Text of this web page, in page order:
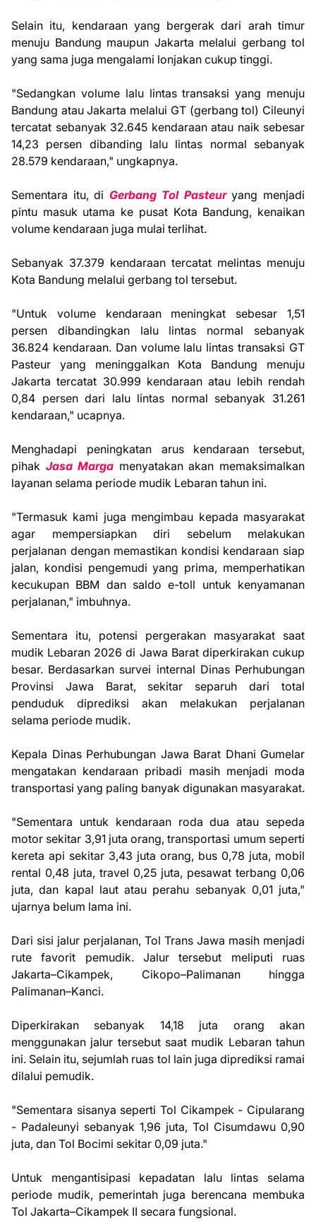
Selain itu, kendaraan yang bergerak dari arah timur
menuju Bandung maupun Jakarta melalui gerbang tol
yang sama juga mengalami lonjakan cukup tinggi.
"Sedangkan volume lalu lintas transaksi yang menuju
Bandung atau Jakarta melalui GT (gerbang tol) Cileunyi
tercatat sebanyak 32.645 kendaraan atau naik sebesar
14,23 persen dibanding lalu lintas normal sebanyak
28.579 kendaraan," ungkapnya.
Sementara itu, di Gerbang Tol Pasteuryang menjadi
pintu masuk utama ke pusat Kota Bandung, kenaikan
volume kendaraan juga mulai terlihat.
Sebanyak 37.379 kendaraan tercatat melintas menuju
Kota Bandung melalui gerbang tol tersebut.
"Untuk volume kendaraan meningkat sebesar 1,51
persen dibandingkan lalu lintas normal sebanyak
36.824 kendaraan. Dan volume lalu lintas transaksi GT
Pasteur yang meninggalkan Kota Bandung menuju
Jakarta tercatat 30.999 kendaraan atau lebih rendah
0,84 persen dari lalu lintas normal sebanyak 31.261
kendaraan," ucapnya.
Menghadapi peningkatan arus kendaraan tersebut,
pihak Jasa Marga menyatakan akan memaksimalkan
layanan selama periode mudik Lebaran tahun ini.
"Termasuk kami juga mengimbau kepada masyarakat
agar mempersiapkan diri sebelum melakukan
perjalanan dengan memastikan kondisi kendaraan siap
jalan, kondisi pengemudi yang prima, memperhatikan
kecukupan BBM dan saldo e-toll untuk kenyamanan
perjalanan," imbuhnya.
Sementara itu, potensi pergerakan masyarakat saat
mudik Lebaran 2026 di Jawa Barat diperkirakan cukup
besar. Berdasarkan survei internal Dinas Perhubungan
Provinsi Jawa Barat, sekitar separuh dari total
penduduk diprediksi akan melakukan perjalanan
selama periode mudik.
Kepala Dinas Perhubungan Jawa Barat Dhani Gumelar
mengatakan kendaraan pribadi masih menjadi moda
transportasi yang paling banyak digunakan masyarakat.
"Sementara untuk kendaraan roda dua atau sepeda
motor sekitar 3,91 juta orang, transportasi umum seperti
kereta api sekitar 3,43 juta orang, bus 0,78 juta, mobil
rental 0,48 juta, travel 0,25 juta, pesawat terbang 0,06
juta, dan kapal laut atau perahu sebanyak 0,01 juta,"
ujarnya belum lama ini.
Dari sisi jalur perjalanan, Tol Trans Jawa masih menjadi
rute favorit pemudik. Jalur tersebut meliputi ruas
Jakarta–Cikampek, Cikopo–Palimanan hingga
Palimanan–Kanci.
Diperkirakan sebanyak 14,18 juta orang akan
menggunakan jalur tersebut saat mudik Lebaran tahun
ini. Selain itu, sejumlah ruas tol lain juga diprediksi ramai
dilalui pemudik.
"Sementara sisanya seperti Tol Cikampek - Cipularang
- Padaleunyi sebanyak 1,96 juta, Tol Cisumdawu 0,90
juta, dan Tol Bocimi sekitar 0,09 juta."
Untuk mengantisipasi kepadatan lalu lintas selama
periode mudik, pemerintah juga berencana membuka
Tol Jakarta–Cikampek II secara fungsional.